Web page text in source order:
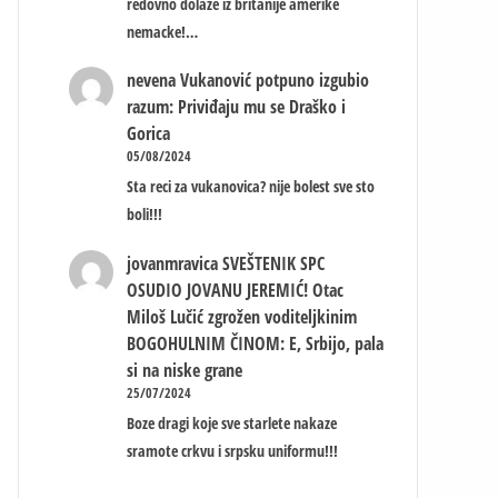
nemacke!…
nevena Vukanović potpuno izgubio
razum: Priviđaju mu se Draško i
Gorica
05/08/2024
Sta reci za vukanovica? nije bolest sve sto
boli!!!
jovanmravica SVEŠTENIK SPC
OSUDIO JOVANU JEREMIĆ! Otac
Miloš Lučić zgrožen voditeljkinim
BOGOHULNIM ČINOM: E, Srbijo, pala
si na niske grane
25/07/2024
Boze dragi koje sve starlete nakaze
sramote crkvu i srpsku uniformu!!!